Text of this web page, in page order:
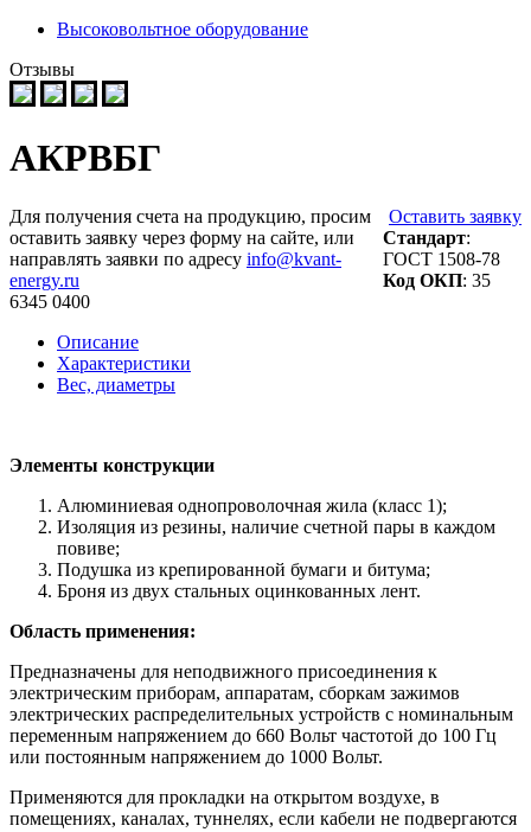
Высоковольтное оборудование
Отзывы
АКРВБГ
Для получения счета на продукцию, просим
оставить заявку через форму на сайте, или
направлять заявки по адресу info@kvant-
energy.ru
Оставить заявку
Стандарт:
ГОСТ 1508-78
Код ОКП: 35
6345 0400
Описание
Характеристики
Вес, диаметры
Элементы конструкции
Алюминиевая однопроволочная жила (класс 1);
Изоляция из резины, наличие счетной пары в каждом
повиве;
Подушка из крепированной бумаги и битума;
Броня из двух стальных оцинкованных лент.
Область применения:
Предназначены для неподвижного присоединения к
электрическим приборам, аппаратам, сборкам зажимов
электрических распределительных устройств с номинальным
переменным напряжением до 660 Вольт частотой до 100 Гц
или постоянным напряжением до 1000 Вольт.
Применяются для прокладки на открытом воздухе, в
помещениях, каналах, туннелях, если кабели не подвергаются